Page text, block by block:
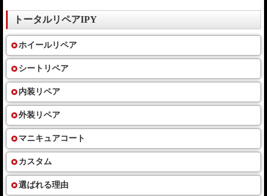
トータルリペアIPY
ホイールリペア
シートリペア
内装リペア
外装リペア
マニキュアコート
カスタム
選ばれる理由